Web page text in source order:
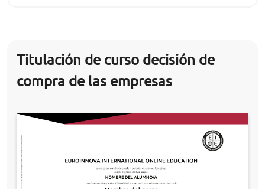
Titulación de curso decisión de
compra de las empresas